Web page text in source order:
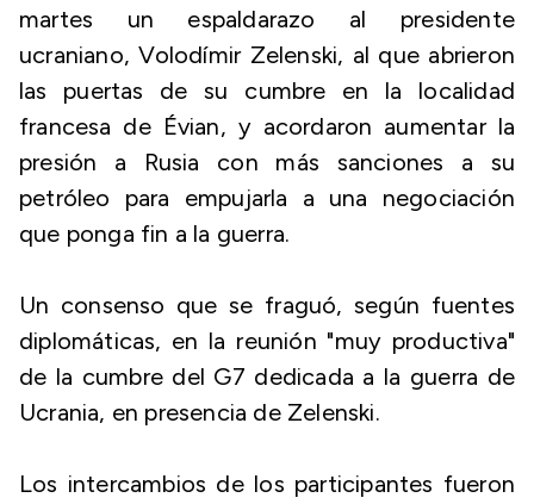
martes un espaldarazo al presidente
ucraniano, Volodímir Zelenski, al que abrieron
las puertas de su cumbre en la localidad
francesa de Évian, y acordaron aumentar la
presión a Rusia con más sanciones a su
petróleo para empujarla a una negociación
que ponga fin a la guerra.
Un consenso que se fraguó, según fuentes
diplomáticas, en la reunión "muy productiva"
de la cumbre del G7 dedicada a la guerra de
Ucrania, en presencia de Zelenski.
Los intercambios de los participantes fueron